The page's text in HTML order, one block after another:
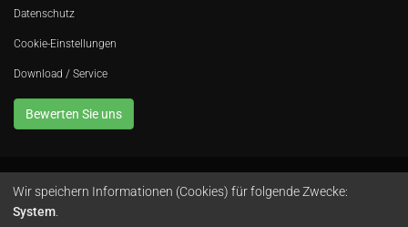
Datenschutz
Cookie-Einstellungen
Download / Service
Bewerten Sie uns
Avola GmbH • In der Fleute 52 • 42389 Wuppertal • Telefon 0202 260 666 0
Instagram
Wir speichern Informationen (Cookies) für folgende Zwecke:
System